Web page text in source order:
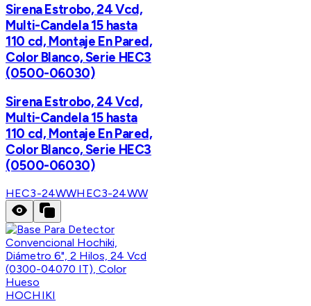
Sirena Estrobo, 24 Vcd,
Multi-Candela 15 hasta
110 cd, Montaje En Pared,
Color Blanco, Serie HEC3
(0500-06030)
Sirena Estrobo, 24 Vcd,
Multi-Candela 15 hasta
110 cd, Montaje En Pared,
Color Blanco, Serie HEC3
(0500-06030)
HEC3-24WWHEC3-24WW
HOCHIKI